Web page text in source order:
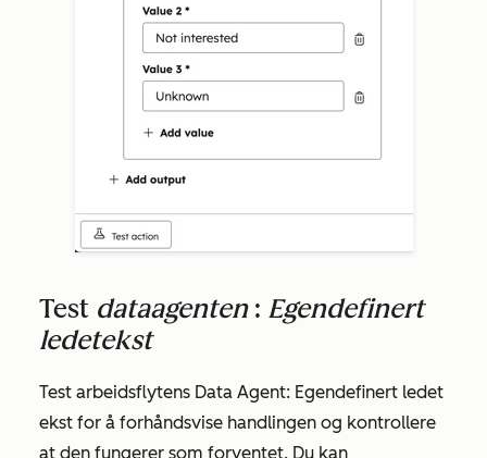
Test dataagenten : Egendefinert
ledetekst
Test arbeidsflytens Data Agent: Egendefinert ledet
ekst for å forhåndsvise handlingen og kontrollere
at den fungerer som forventet. Du kan